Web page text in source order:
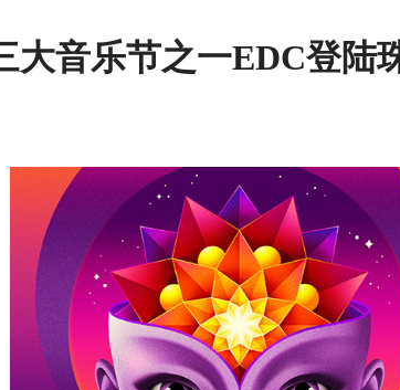
大音乐节之一EDC登陆